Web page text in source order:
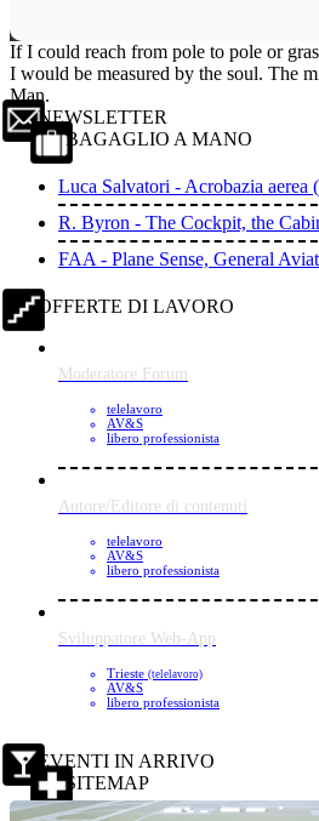
If I could reach from pole to pole or
I would be measured by the soul. The
Man.
NEWSLETTER
BAGAGLIO A MANO
Luca Salvatori - Acrobazia aerea
R. Byron - The Cockpit, the
FAA - Plane Sense, General
OFFERTE DI LAVORO
Moderatore Forum
telelavoro
AV&S
libero professionista
Autore/Editore di contenuti
telelavoro
AV&S
libero professionista
Sviluppatore Web-App
Trieste (telelavoro)
AV&S
libero professionista
EVENTI IN ARRIVO
SITEMAP